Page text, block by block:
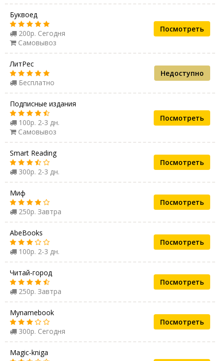
Буквоед
200р. Сегодня
Самовывоз
Посмотреть
ЛитРес
Бесплатно
Недоступно
Подписные издания
100р. 2-3 дн.
Самовывоз
Посмотреть
Smart Reading
300р. 2-3 дн.
Посмотреть
Миф
250р. Завтра
Посмотреть
AbeBooks
100р. 2-3 дн.
Посмотреть
Читай-город
250р. Завтра
Посмотреть
Mynamebook
300р. Сегодня
Посмотреть
Magic-kniga